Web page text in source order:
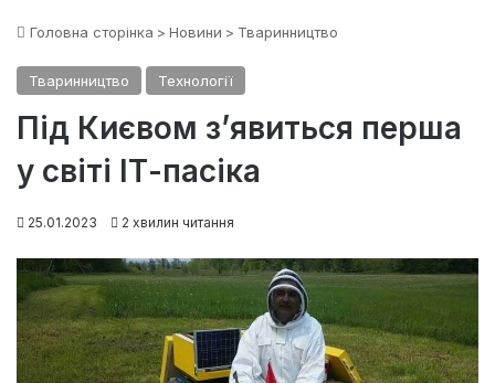
Головна сторінка > Новини > Тваринництво
Тваринництво Технології
Під Києвом з’явиться перша
у світі ІТ-пасіка
25.01.2023 2 хвилин читання